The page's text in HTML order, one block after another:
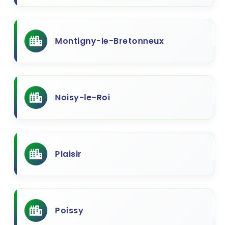
Montigny-le-Bretonneux
Noisy-le-Roi
Plaisir
Poissy